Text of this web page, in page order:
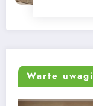
Warte uwagi